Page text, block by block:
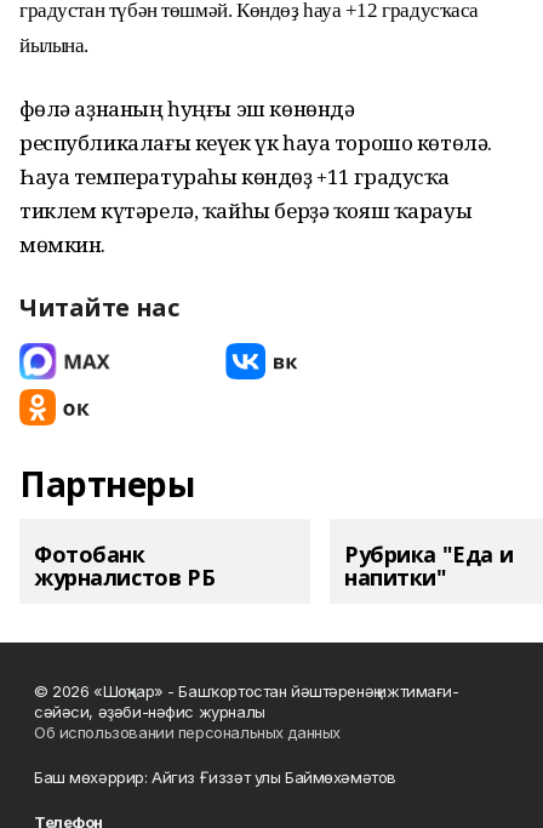
градустан түбән төшмәй. Көндөҙ һауа +12 градусҡаса
йылына.
Өфөлә аҙнаның һуңғы эш көнөндә
республикалағы кеүек үк һауа торошо көтөлә.
Һауа температураһы көндөҙ +11 градусҡа
тиклем күтәрелә, ҡайһы берҙә ҡояш ҡарауы
мөмкин.
Читайте нас
Партнеры
Фотобанк
журналистов РБ
Рубрика "Еда и
напитки"
© 2026 «Шоңҡар» - Башҡортостан йәштәренәң ижтимағи-
сәйәси, әҙәби-нәфис журналы
Об использовании персональных данных
Баш мөхәррир: Айгиз Ғиззәт улы Баймөхәмәтов
Телефон